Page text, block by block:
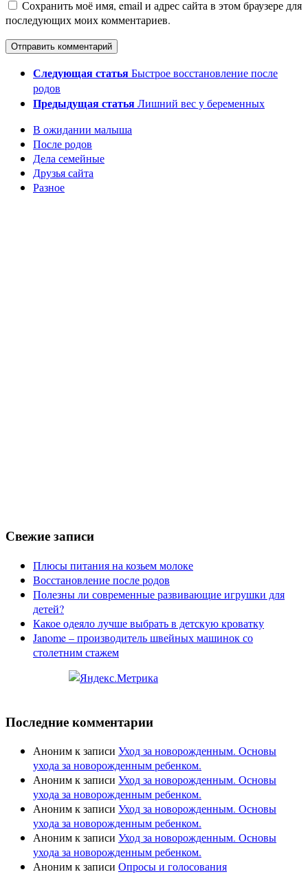
Сохранить моё имя, email и адрес сайта в этом браузере для
последующих моих комментариев.
Следующая статьяБыстрое восстановление после
родов
Предыдущая статьяЛишний вес у беременных
В ожидании малыша
После родов
Дела семейные
Друзья сайта
Разное
Свежие записи
Плюсы питания на козьем молоке
Восстановление после родов
Полезны ли современные развивающие игрушки для
детей?
Какое одеяло лучше выбрать в детскую кроватку
Janome – производитель швейных машинок со
столетним стажем
Последние комментарии
Анонимк записи Уход за новорожденным. Основы
ухода за новорожденным ребенком.
Анонимк записи Уход за новорожденным. Основы
ухода за новорожденным ребенком.
Анонимк записи Уход за новорожденным. Основы
ухода за новорожденным ребенком.
Анонимк записи Уход за новорожденным. Основы
ухода за новорожденным ребенком.
Анонимк записи Опросы и голосования